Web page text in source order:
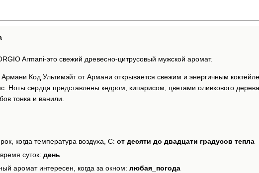
Armani-это свежий древесно-цитрусовый мужской аромат.
Код Ультимэйт от Армани открывается свежим и энергичным
Ноты сердца представлены кедром, кипарисом, цветами оливкового
тонка и ванили.
когда температура воздуха, С: от десяти до двадцати градусов тепла
суток: день
аромат интересен, когда за окном: любая_погода